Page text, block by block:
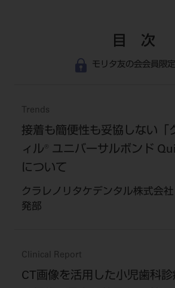
目 次
モリタ友の会会員限
Trends
接着も簡便性も妥協しない「
ィル® ユニバーサルボンド
について
クラレノリタケデンタル株式会
発部
Clinical Report
CT画像を活用した小児歯科診